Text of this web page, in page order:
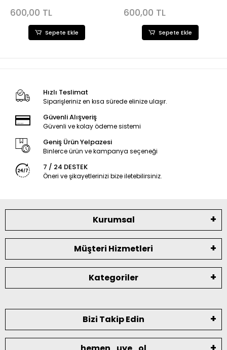
600,00 TL
Sepete Ekle
600,00 TL
Sepete Ekle
Hızlı Teslimat
Siparişleriniz en kısa sürede elinize ulaşır.
Güvenli Alışveriş
Güvenli ve kolay ödeme sistemi
Geniş Ürün Yelpazesi
Binlerce ürün ve kampanya seçeneği
7 / 24 DESTEK
Öneri ve şikayetlerinizi bize iletebilirsiniz.
Kurumsal
Müşteri Hizmetleri
Kategoriler
Bizi Takip Edin